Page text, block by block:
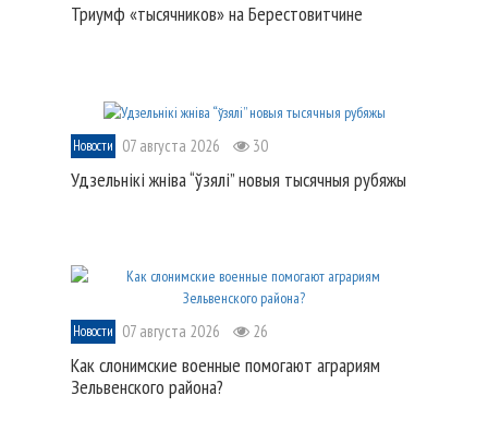
Триумф «тысячников» на Берестовитчине
Новости 07 августа 2026 30
Удзельнікі жніва “ўзялі” новыя тысячныя рубяжы
Новости 07 августа 2026 26
Как слонимские военные помогают аграриям
Зельвенского района?